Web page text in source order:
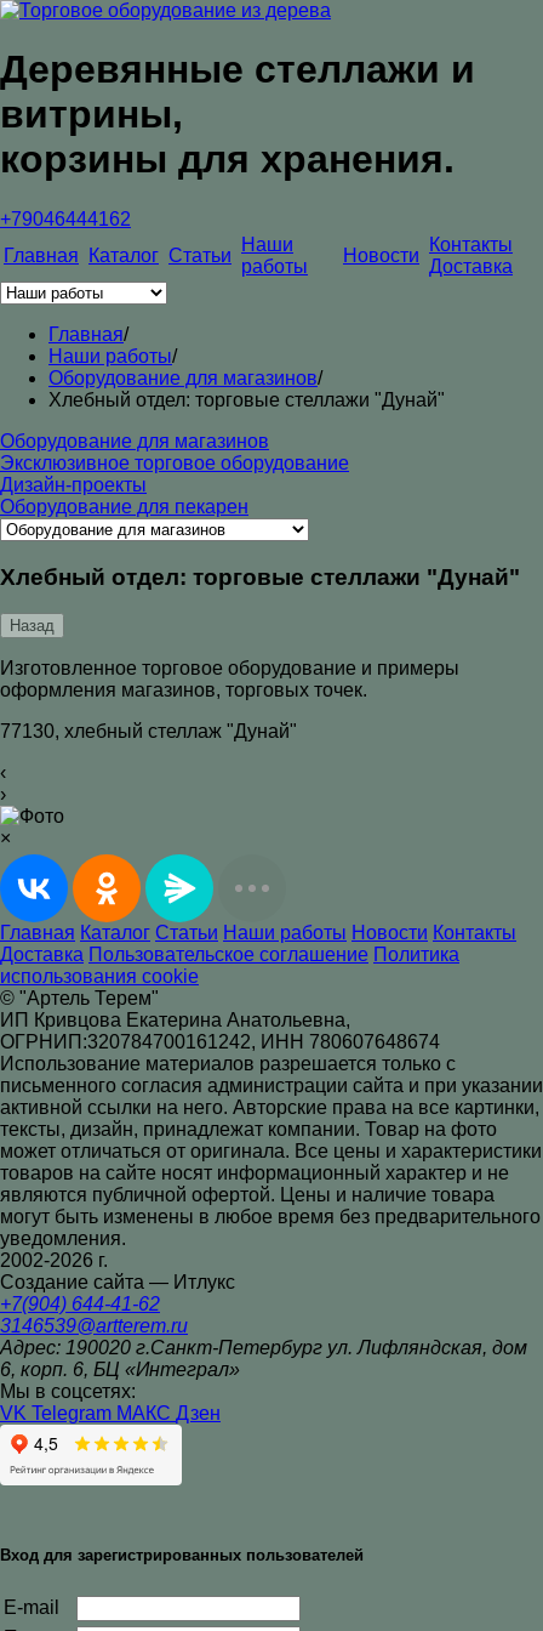
Деревянные стеллажи и
витрины,
корзины для хранения.
+79046444162
Главная
Каталог Статьи
Наши
работы
Новости
Контакты
Доставка
Главная/
Наши работы/
Оборудование для магазинов/
Хлебный отдел: торговые стеллажи "Дунай"
Оборудование для магазинов
Эксклюзивное торговое оборудование
Дизайн-проекты
Оборудование для пекарен
Хлебный отдел: торговые стеллажи "Дунай"
Назад
Изготовленное торговое оборудование и примеры
оформления магазинов, торговых точек.
77130, хлебный стеллаж "Дунай"
‹
›
×
Главная Каталог Статьи Наши работы Новости Контакты
Доставка Пользовательское соглашение Политика
использования cookie
© "Артель Терем"
ИП Кривцова Екатерина Анатольевна,
ОГРНИП:320784700161242, ИНН 780607648674
Использование материалов разрешается только с
письменного согласия администрации сайта и при указании
активной ссылки на него. Авторские права на все картинки,
тексты, дизайн, принадлежат компании. Товар на фото
может отличаться от оригинала. Все цены и характеристики
товаров на сайте носят информационный характер и не
являются публичной офертой. Цены и наличие товара
могут быть изменены в любое время без предварительного
уведомления.
2002-2026 г.
Создание сайта — Итлукс
+7(904) 644-41-62
3146539@artterem.ru
Адрес: 190020 г.Санкт-Петербург ул. Лифляндская, дом
6, корп. 6, БЦ «Интеграл»
Мы в соцсетях:
VK Telegram МАКС Дзен
Вход для зарегистрированных пользователей
E-mail